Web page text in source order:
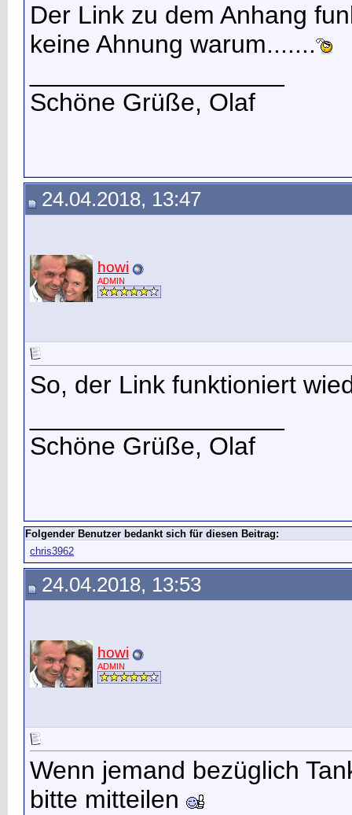
Der Link zu dem Anhang
keine Ahnung warum.......
Schöne Grüße, Olaf
24.04.2018, 13:47
howi
ADMIN
So, der Link funktioniert
Schöne Grüße, Olaf
Folgender Benutzer bedankt sich für diesen Beitrag:
chris3962
24.04.2018, 13:53
howi
ADMIN
Wenn jemand bezüglich
bitte mitteilen